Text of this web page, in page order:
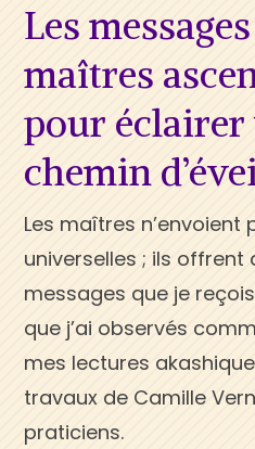
Les
maîtres
pour éclairer
chemin
Les maîtres n’envoient
universelles ; ils offrent
messages que je
que j’ai observés
mes lectures
travaux de Camille
praticiens.